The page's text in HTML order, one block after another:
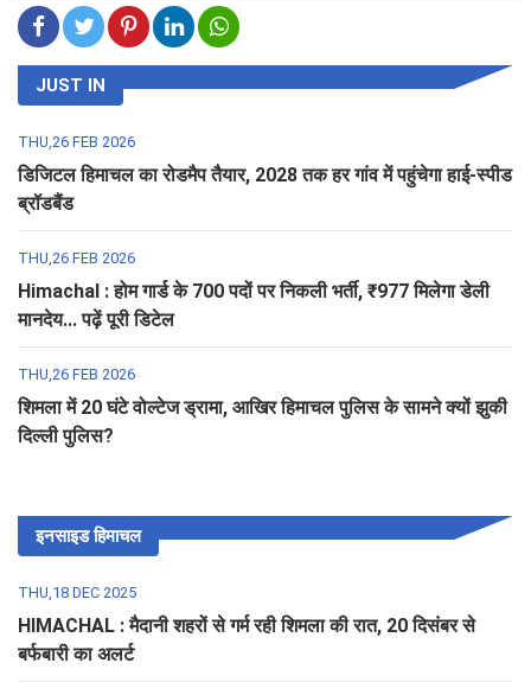
JUST IN
THU,26 FEB 2026
डिजिटल हिमाचल का रोडमैप तैयार, 2028 तक हर गांव में पहुंचेगा हाई-स्पीड
ब्रॉडबैंड
THU,26 FEB 2026
Himachal : होम गार्ड के 700 पदों पर निकली भर्ती, ₹977 मिलेगा डेली
मानदेय... पढ़ें पूरी डिटेल
THU,26 FEB 2026
शिमला में 20 घंटे वोल्टेज ड्रामा, आखिर हिमाचल पुलिस के सामने क्यों झुकी
दिल्ली पुलिस?
इनसाइड हिमाचल
THU,18 DEC 2025
HIMACHAL : मैदानी शहरों से गर्म रही शिमला की रात, 20 दिसंबर से
बर्फबारी का अलर्ट